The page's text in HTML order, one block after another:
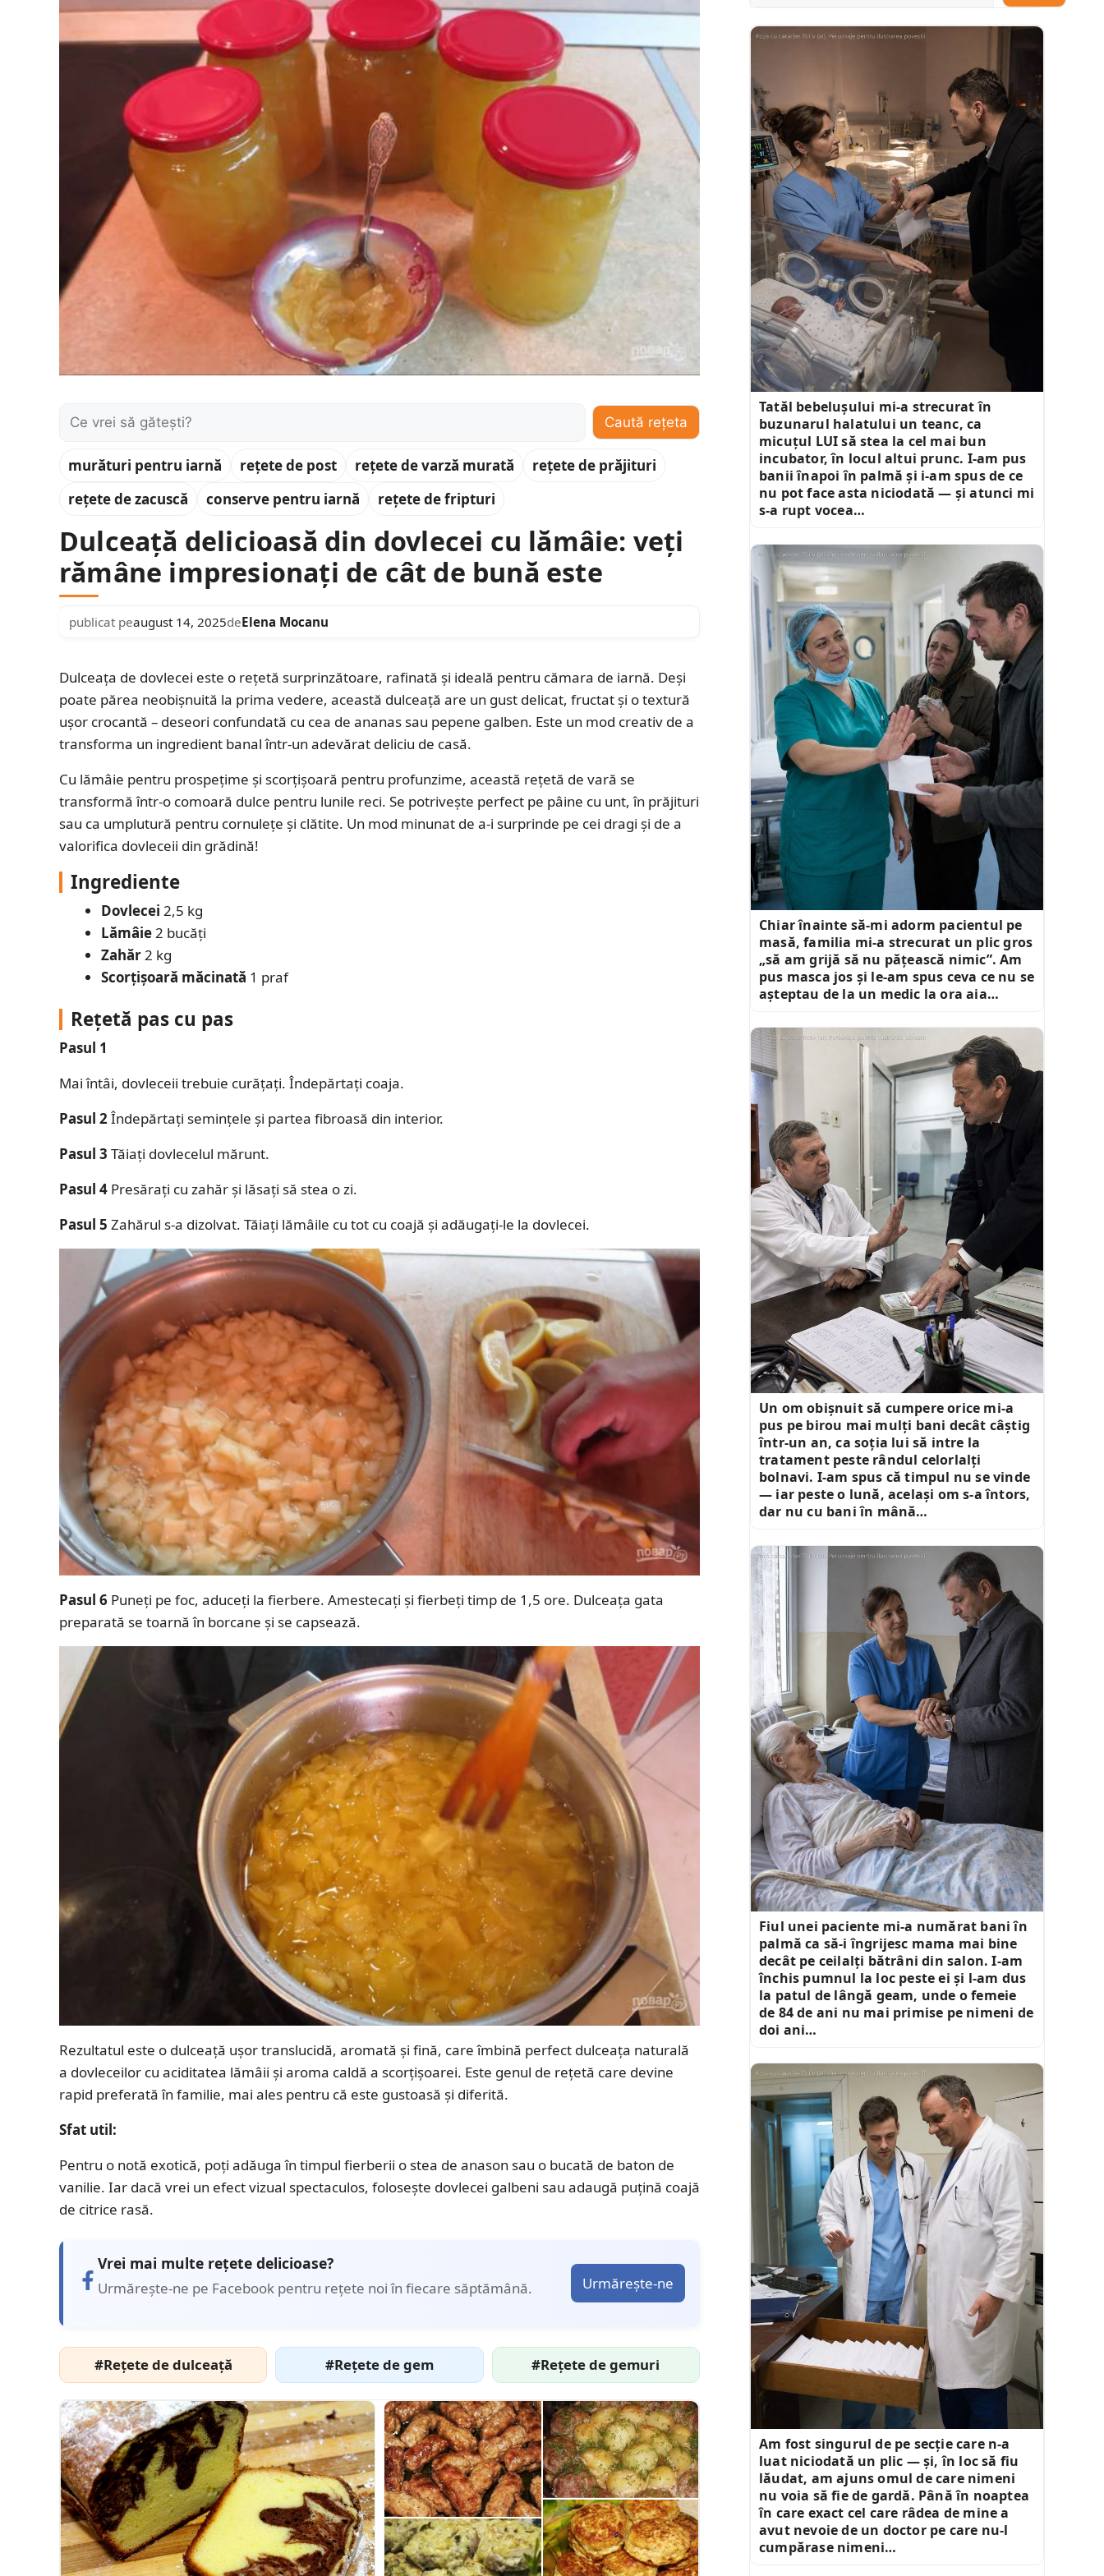
Caută: Caută rețeta
murături pentru iarnă rețete de post rețete de varză murată
rețete de prăjituri
rețete de zacuscă
conserve pentru iarnă rețete de fripturi
Dulceață delicioasă din dovlecei cu lămâie: veți
rămâne impresionați de cât de bună este
publicat peaugust 14, 2025deElena Mocanu
Dulceața de dovlecei este o rețetă surprinzătoare, rafinată și ideală pentru cămara de iarnă. Deși
poate părea neobișnuită la prima vedere, această dulceață are un gust delicat, fructat și o textură
ușor crocantă – deseori confundată cu cea de ananas sau pepene galben. Este un mod creativ de a
transforma un ingredient banal într-un adevărat deliciu de casă.
Cu lămâie pentru prospețime și scorțișoară pentru profunzime, această rețetă de vară se
transformă într-o comoară dulce pentru lunile reci. Se potrivește perfect pe pâine cu unt, în prăjituri
sau ca umplutură pentru cornulețe și clătite. Un mod minunat de a-i surprinde pe cei dragi și de a
valorifica dovleceii din grădină!
Ingrediente
Dovlecei 2,5 kg
Lămâie2 bucăți
Zahăr2 kg
Scorțișoară măcinată 1 praf
Rețetă pas cu pas
Pasul 1
Mai întâi, dovleceii trebuie curățați. Îndepărtați coaja.
Pasul 2Îndepărtați semințele și partea fibroasă din interior.
Pasul 3 Tăiați dovlecelul mărunt.
Pasul 4 Presărați cu zahăr și lăsați să stea o zi.
Pasul 5 Zahărul s-a dizolvat. Tăiați lămâile cu tot cu coajă și adăugați-le la dovlecei.
Pasul 6 Puneți pe foc, aduceți la fierbere. Amestecați și fierbeți timp de 1,5 ore. Dulceața gata
preparată se toarnă în borcane și se capsează.
Rezultatul este o dulceață ușor translucidă, aromată și fină, care îmbină perfect dulceața naturală
a dovleceilor cu aciditatea lămâii și aroma caldă a scorțișoarei. Este genul de rețetă care devine
rapid preferată în familie, mai ales pentru că este gustoasă și diferită.
Sfat util:
Pentru o notă exotică, poți adăuga în timpul fierberii o stea de anason sau o bucată de baton de
vanilie. Iar dacă vrei un efect vizual spectaculos, folosește dovlecei galbeni sau adaugă puțină coajă
de citrice rasă.
Vrei mai multe rețete delicioase?
Urmărește-ne pe Facebook pentru rețete noi în fiecare săptămână. Urmărește-ne
#Rețete de dulceață #Rețete de gem #Rețete de gemuri
Tatăl bebelușului mi-a strecurat în
buzunarul halatului un teanc, ca
micuțul LUI să stea la cel mai bun
incubator, în locul altui prunc. I-am pus
banii înapoi în palmă și i-am spus de ce
nu pot face asta niciodată — și atunci mi
s-a rupt vocea…
Chiar înainte să-mi adorm pacientul pe
masă, familia mi-a strecurat un plic gros
„să am grijă să nu pățească nimic”. Am
pus masca jos și le-am spus ceva ce nu se
așteptau de la un medic la ora aia…
Un om obișnuit să cumpere orice mi-a
pus pe birou mai mulți bani decât câștig
într-un an, ca soția lui să intre la
tratament peste rândul celorlalți
bolnavi. I-am spus că timpul nu se vinde
— iar peste o lună, același om s-a întors,
dar nu cu bani în mână…
Fiul unei paciente mi-a numărat bani în
palmă ca să-i îngrijesc mama mai bine
decât pe ceilalți bătrâni din salon. I-am
închis pumnul la loc peste ei și l-am dus
la patul de lângă geam, unde o femeie
de 84 de ani nu mai primise pe nimeni de
doi ani…
Am fost singurul de pe secție care n-a
luat niciodată un plic — și, în loc să fiu
lăudat, am ajuns omul de care nimeni
nu voia să fie de gardă. Până în noaptea
în care exact cel care râdea de mine a
avut nevoie de un doctor pe care nu-l
cumpărase nimeni…